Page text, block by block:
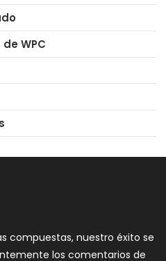
WPC
compuestas, nuestro éxito se
los comentarios de